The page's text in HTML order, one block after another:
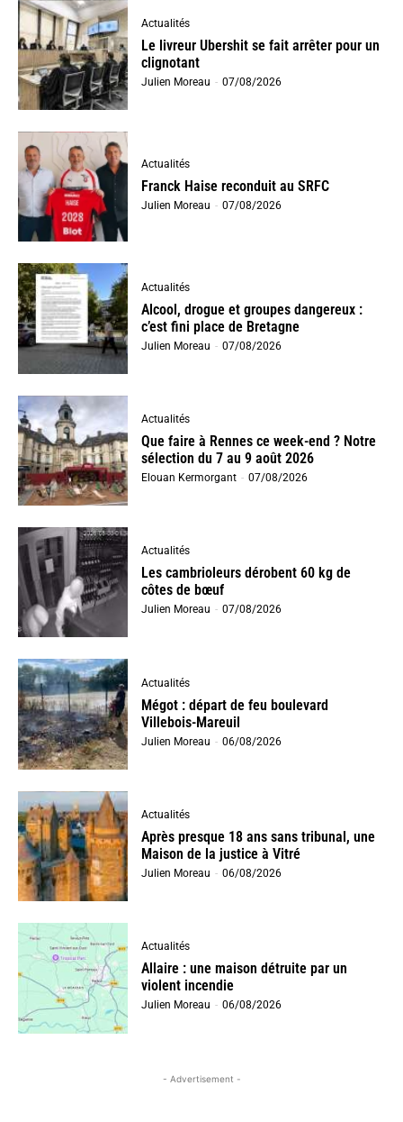
Actualités
Le livreur Ubershit se fait arrêter pour un
clignotant
Julien Moreau - 07/08/2026
Actualités
Franck Haise reconduit au SRFC
Julien Moreau - 07/08/2026
Actualités
Alcool, drogue et groupes dangereux :
c’est fini place de Bretagne
Julien Moreau - 07/08/2026
Actualités
Que faire à Rennes ce week-end ? Notre
sélection du 7 au 9 août 2026
Elouan Kermorgant - 07/08/2026
Actualités
Les cambrioleurs dérobent 60 kg de
côtes de bœuf
Julien Moreau - 07/08/2026
Actualités
Mégot : départ de feu boulevard
Villebois-Mareuil
Julien Moreau - 06/08/2026
Actualités
Après presque 18 ans sans tribunal, une
Maison de la justice à Vitré
Julien Moreau - 06/08/2026
Actualités
Allaire : une maison détruite par un
violent incendie
Julien Moreau - 06/08/2026
- Advertisement -